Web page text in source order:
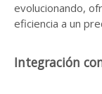
evolucionando,
eficiencia a un
Integración